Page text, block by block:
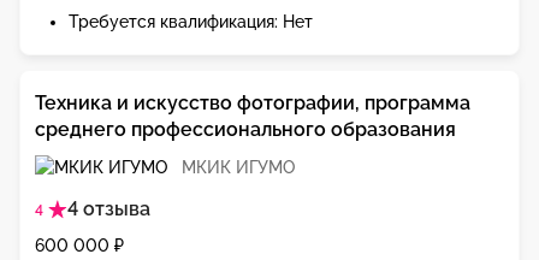
Требуется квалификация: Нет
МКИК ИГУМО
4 4 отзыва
Техника и искусство фотографии, программа
среднего профессионального образования
600 000 ₽